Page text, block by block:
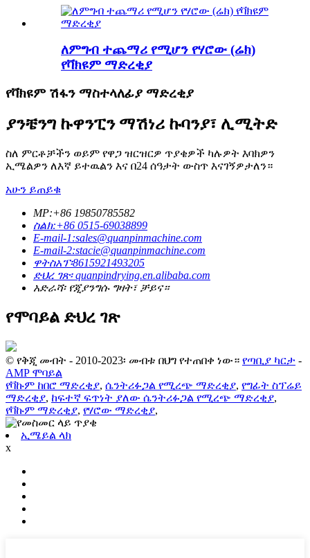
ለምግብ ተጨማሪ የሚሆን የሃሮው (ሬክ)
የቫክዩም ማድረቂያ
የቫክዩም ሽፋን ማስተላለፊያ ማድረቂያ
ያንቼንግ ኩዋንፒን ማሽነሪ ኩባንያ፣ ሊሚትድ
ስለ ምርቶቻችን ወይም የዋጋ ዝርዝርዎ ጥያቄዎች ካሉዎት እባክዎን
ኢሜልዎን ለእኛ ይተዉልን እና በ24 ሰዓታት ውስጥ እናገኝዎታለን።
አሁን ይጠይቁ
MP:+86 19850785582
ስልክ:+86 0515-69038899
E-mail-1:sales@quanpinmachine.com
E-mail-2:stacie@quanpinmachine.com
ዋትስአፕ፡8615921493205
ድህረ ገጽ፡ quanpindrying.en.alibaba.com
አድራሻ፡ የጂያንግሱ ግዛት፣ ቻይና።
የሞባይል ድህረ ገጽ
© የቅጂ መብት - 2010-2023፡ መብቱ በህግ የተጠበቀ ነው። የጣቢያ ካርታ -
AMP ሞባይል
የቫኩም ከበሮ ማድረቂያ, ሴንትሪፉጋል የሚረጭ ማድረቂያ, የግፊት ስፕሬይ
ማድረቂያ, ከፍተኛ ፍጥነት ያለው ሴንትሪፉጋል የሚረጭ ማድረቂያ,
የቫኩም ማድረቂያ, የሃሮው ማድረቂያ,
ኢሜይል ላክ
x